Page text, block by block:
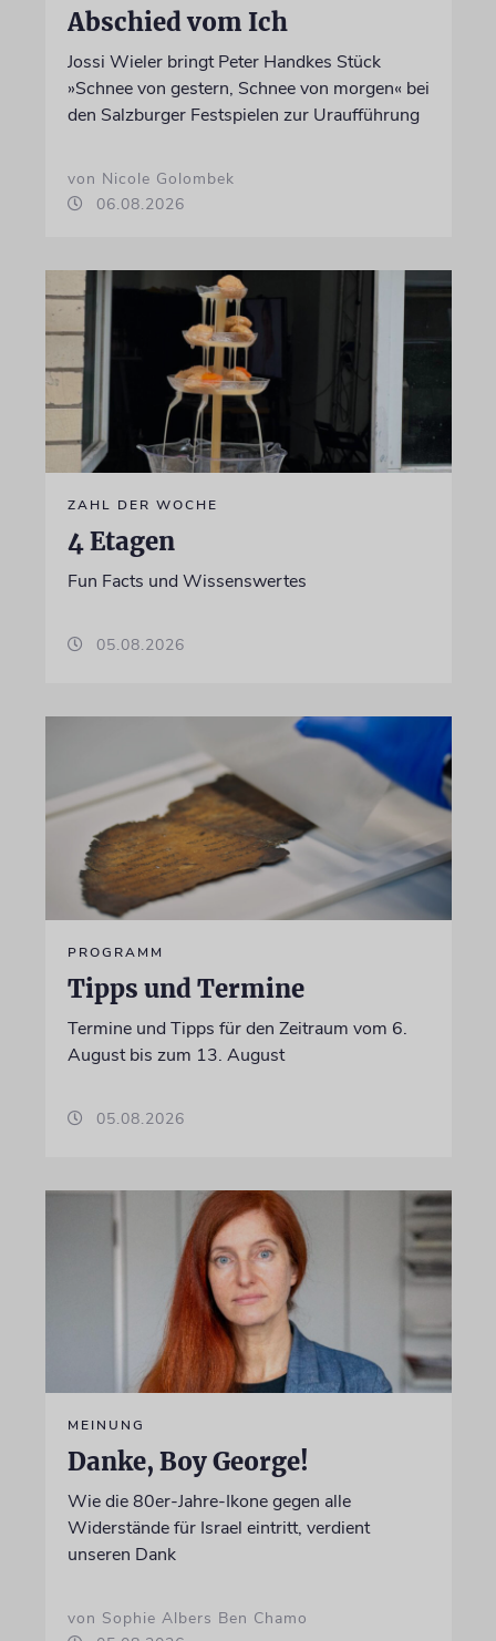
Abschied vom Ich
Jossi Wieler bringt Peter Handkes Stück
»Schnee von gestern, Schnee von morgen« bei
den Salzburger Festspielen zur Uraufführung
von Nicole Golombek
06.08.2026
ZAHL DER WOCHE
4 Etagen
Fun Facts und Wissenswertes
05.08.2026
PROGRAMM
Tipps und Termine
Termine und Tipps für den Zeitraum vom 6.
August bis zum 13. August
05.08.2026
MEINUNG
Danke, Boy George!
Wie die 80er-Jahre-Ikone gegen alle
Widerstände für Israel eintritt, verdient
unseren Dank
von Sophie Albers Ben Chamo